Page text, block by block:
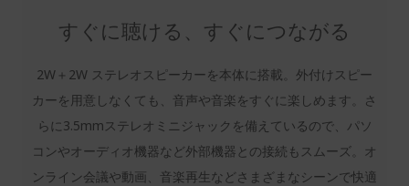
すぐに聴ける、すぐにつながる
2W＋2W ステレオスピーカーを本体に搭載。外付けスピー
カーを用意しなくても、音声や音楽をすぐに楽しめます。さ
らに3.5mmステレオミニジャックを備えているので、パソ
コンやオーディオ機器など外部機器との接続もスムーズ。オ
ンライン会議や動画、音楽再生などさまざまなシーンで快適